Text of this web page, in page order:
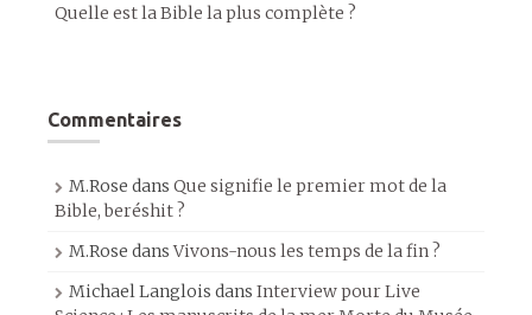
Quelle est la Bible la plus complète ?
Commentaires
M.Rose dans Que signifie le premier mot de la
Bible, beréshit ?
M.Rose dansVivons-nous les temps de la fin ?
Michael Langlois dans Interview pour Live